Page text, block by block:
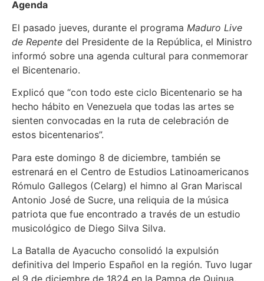
Agenda
El pasado jueves, durante el programa Maduro Live
de Repente del Presidente de la República, el Ministro
informó sobre una agenda cultural para conmemorar
el Bicentenario.
Explicó que “con todo este ciclo Bicentenario se ha
hecho hábito en Venezuela que todas las artes se
sienten convocadas en la ruta de celebración de
estos bicentenarios”.
Para este domingo 8 de diciembre, también se
estrenará en el Centro de Estudios Latinoamericanos
Rómulo Gallegos (Celarg) el himno al Gran Mariscal
Antonio José de Sucre, una reliquia de la música
patriota que fue encontrado a través de un estudio
musicológico de Diego Silva Silva.
La Batalla de Ayacucho consolidó la expulsión
definitiva del Imperio Español en la región. Tuvo lugar
el 9 de diciembre de 1824 en la Pampa de Quinua,